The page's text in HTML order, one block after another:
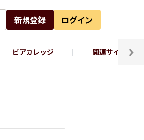
新規登録 ログイン
ビアカレッジ 関連サイト